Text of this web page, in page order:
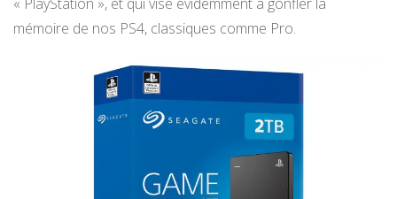
mémoire de nos PS4, classiques comme Pro.